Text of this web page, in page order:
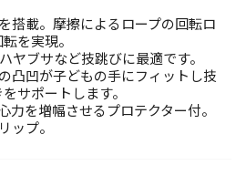
搭載。摩擦によるロープの回転ロ
を実現。
ヤブサなど技跳びに最適です。
凸凹が子どもの手にフィットし技
サポートします。
力を増幅させるプロテクター付。
ップ。